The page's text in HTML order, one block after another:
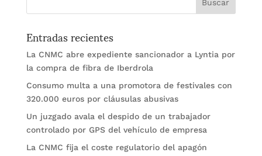
Entradas recientes
La CNMC abre expediente sancionador a Lyntia por
la compra de fibra de Iberdrola
Consumo multa a una promotora de festivales con
320.000 euros por cláusulas abusivas
Un juzgado avala el despido de un trabajador
controlado por GPS del vehículo de empresa
La CNMC fija el coste regulatorio del apagón